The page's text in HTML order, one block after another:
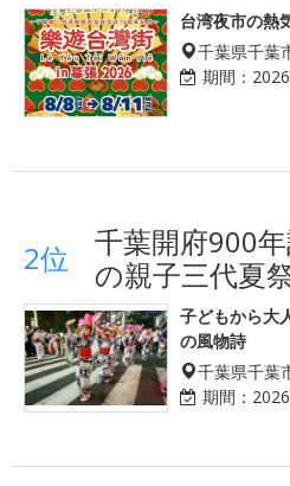
台湾夜市の熱
千葉県千葉
期間：
2位
千葉開府900
の親子三代夏
子どもから大
の風物詩
千葉県千葉
期間：